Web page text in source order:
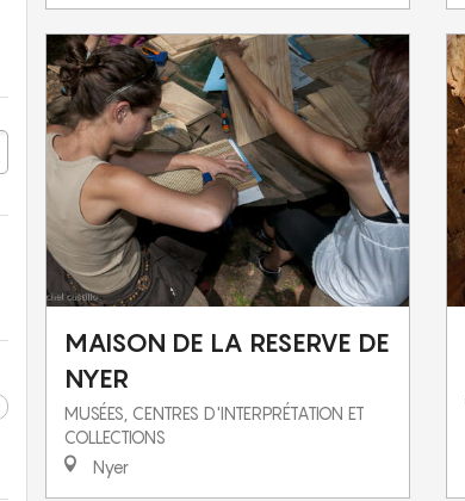
MAISON DE LA RESERVE DE
NYER
MUSÉES, CENTRES D'INTERPRÉTATION ET
COLLECTIONS
Nyer